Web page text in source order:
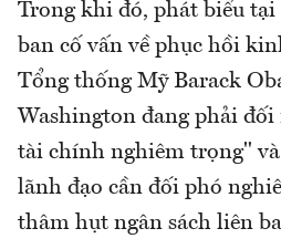
Trong khi đó, phát biểu tại
ban cố vấn về phục hồi
Tổng thống Mỹ Barack
Washington đang phải
tài chính nghiêm trọng"
lãnh đạo cần đối phó
thâm hụt ngân sách liên